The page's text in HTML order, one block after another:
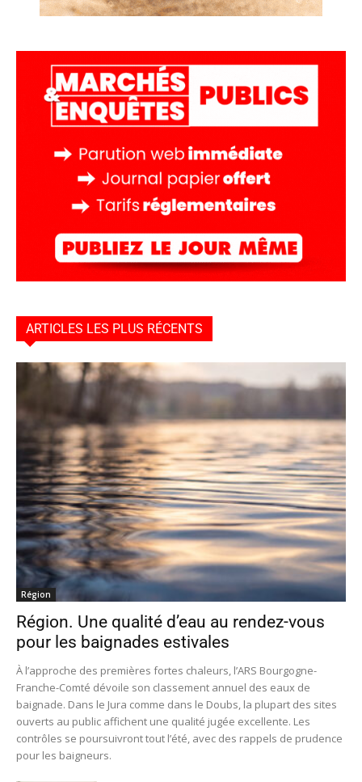
ARTICLES LES PLUS RÉCENTS
Région
Région. Une qualité d’eau au rendez-vous
pour les baignades estivales
À l’approche des premières fortes chaleurs, l’ARS Bourgogne-
Franche-Comté dévoile son classement annuel des eaux de
baignade. Dans le Jura comme dans le Doubs, la plupart des sites
ouverts au public affichent une qualité jugée excellente. Les
contrôles se poursuivront tout l’été, avec des rappels de prudence
pour les baigneurs.